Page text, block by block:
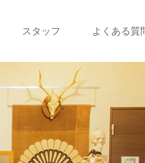
スタッフ よくある質